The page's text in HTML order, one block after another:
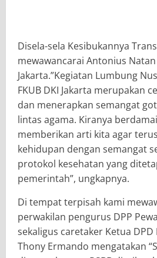
Disela-sela Kesibukannya
mewawancarai Antonius Natan
Jakarta.”Kegiatan Lumbung
FKUB DKI Jakarta merupakan
dan menerapkan semangat
lintas agama. Kiranya
memberikan arti kita agar
kehidupan dengan semangat
protokol kesehatan yang
pemerintah”, ungkapnya.
Di tempat terpisah kami
perwakilan pengurus DPP
sekaligus caretaker Ketua DPD
Thony Ermando mengatakan